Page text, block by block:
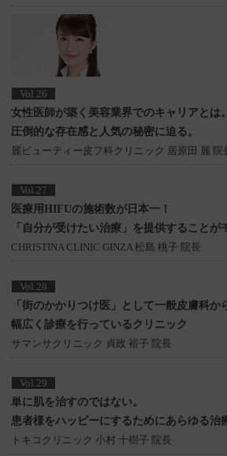
Vol.26
女性医師が築く美容業界でのキャリアとは。
圧倒的な存在感と人気の秘密に迫る。
麗ビューティー皮フ科クリニック 居原田 麗 院
Vol.27
医療用HIFUの施術数が日本一！
「自分が受けたい治療」を提供することが
CHRISTINA CLINIC GINZA 松島 桃子 院長
Vol.28
「街のかかりつけ医」として一般皮膚科か
幅広く診療を行っているクリニック
サマンサクリニック 貞政 裕子 院長
Vol.29
単に肌を治すのではない。
患者様をハッピーにするためにあらゆる治
トキコクリニック 小村 十樹子 院長